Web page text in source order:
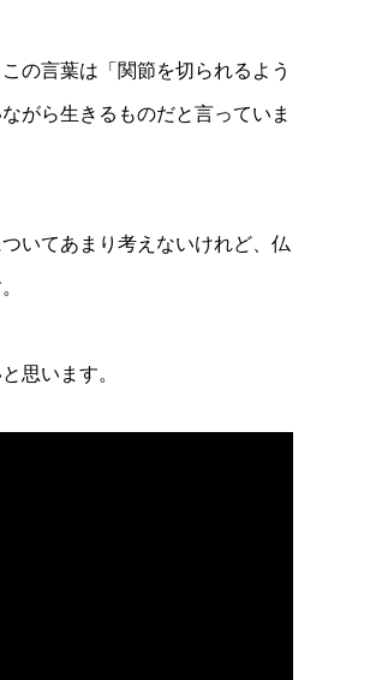
の言葉は「関節を切られるよう
がら生きるものだと言っていま
いてあまり考えないけれど、仏
思います。